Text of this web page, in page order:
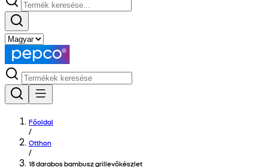
Főoldal
/
Otthon
/
18 darabos bambusz grillevőkészlet